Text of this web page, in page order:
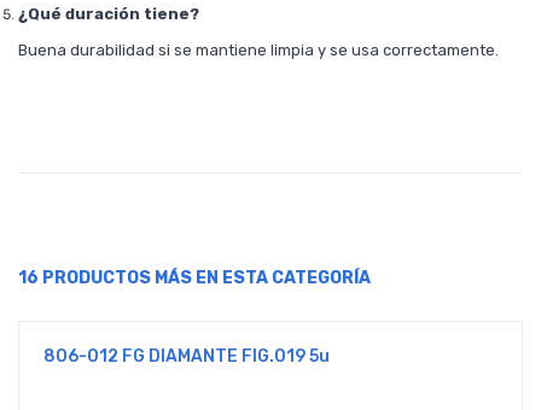
¿Qué duración tiene?
Buena durabilidad si se mantiene limpia y se usa correctamente.
16 PRODUCTOS MÁS EN ESTA CATEGORÍA
806-012 FG DIAMANTE FIG.019 5u